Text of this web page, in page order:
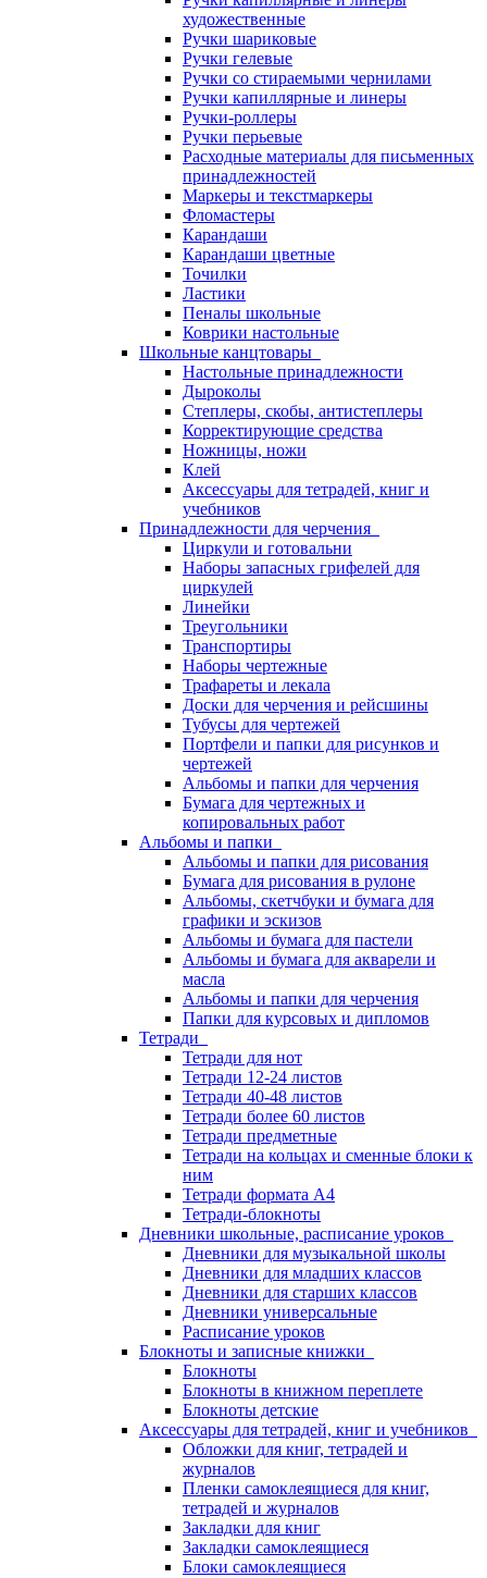
художественные
Ручки шариковые
Ручки гелевые
Ручки со стираемыми чернилами
Ручки капиллярные и линеры
Ручки-роллеры
Ручки перьевые
Расходные материалы для письменных
принадлежностей
Маркеры и текстмаркеры
Фломастеры
Карандаши
Карандаши цветные
Точилки
Ластики
Пеналы школьные
Коврики настольные
Школьные канцтовары
Настольные принадлежности
Дыроколы
Степлеры, скобы, антистеплеры
Корректирующие средства
Ножницы, ножи
Клей
Аксессуары для тетрадей, книг и
учебников
Принадлежности для черчения
Циркули и готовальни
Наборы запасных грифелей для
циркулей
Линейки
Треугольники
Транспортиры
Наборы чертежные
Трафареты и лекала
Доски для черчения и рейсшины
Тубусы для чертежей
Портфели и папки для рисунков и
чертежей
Альбомы и папки для черчения
Бумага для чертежных и
копировальных работ
Альбомы и папки
Альбомы и папки для рисования
Бумага для рисования в рулоне
Альбомы, скетчбуки и бумага для
графики и эскизов
Альбомы и бумага для пастели
Альбомы и бумага для акварели и
масла
Альбомы и папки для черчения
Папки для курсовых и дипломов
Тетради
Тетради для нот
Тетради 12-24 листов
Тетради 40-48 листов
Тетради более 60 листов
Тетради предметные
Тетради на кольцах и сменные блоки к
ним
Тетради формата А4
Тетради-блокноты
Дневники школьные, расписание уроков
Дневники для музыкальной школы
Дневники для младших классов
Дневники для старших классов
Дневники универсальные
Расписание уроков
Блокноты и записные книжки
Блокноты
Блокноты в книжном переплете
Блокноты детские
Аксессуары для тетрадей, книг и учебников
Обложки для книг, тетрадей и
журналов
Пленки самоклеящиеся для книг,
тетрадей и журналов
Закладки для книг
Закладки самоклеящиеся
Блоки самоклеящиеся